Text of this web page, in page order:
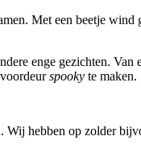
Met een beetje
enge gezichten.
spooky te maken.
hebben op zolder